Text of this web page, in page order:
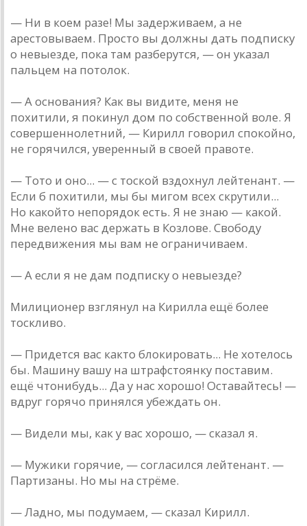
— Ни в коем разе! Мы задерживаем, а не
арестовываем. Просто вы должны дать подписку
о невыезде, пока там разберутся, — он указал
пальцем на потолок.
— А основания? Как вы видите, меня не
похитили, я покинул дом по собственной воле. Я
совершеннолетний, — Кирилл говорил спокойно,
не горячился, уверенный в своей правоте.
— То­то и оно... — с тоской вздохнул лейтенант. —
Если б похитили, мы бы мигом всех скрутили...
Но какой­то непорядок есть. Я не знаю — какой.
Мне велено вас держать в Козлове. Свободу
передвижения мы вам не ограничиваем.
— А если я не дам подписку о невыезде?
Милиционер взглянул на Кирилла ещё более
тоск­ливо.
— Придется вас как­то блокировать... Не хотелось
бы. Машину вашу на штрафстоянку поставим.
ещё что­нибудь... Да у нас хорошо! Оставайтесь! —
вдруг горячо принялся убеждать он.
— Видели мы, как у вас хорошо, — сказал я.
— Мужики горячие, — согласился лейтенант. —
Партизаны. Но мы на стрёме.
— Ладно, мы подумаем, — сказал Кирилл.